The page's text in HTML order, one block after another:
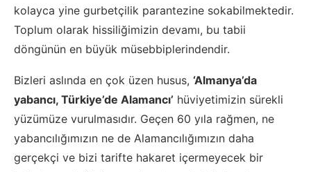
kolayca yine gurbetçilik parantezine sokabilmektedir.
Toplum olarak hissiliğimizin devamı, bu tabii
döngünün en büyük müsebbiplerindendir.
Bizleri aslında en çok üzen husus, ‘Almanya’da
yabancı, Türkiye’de Alamancı’ hüviyetimizin sürekli
yüzümüze vurulmasıdır. Geçen 60 yıla rağmen, ne
yabancılığımızın ne de Alamancılığımızın daha
gerçekçi ve bizi tarifte hakaret içermeyecek bir